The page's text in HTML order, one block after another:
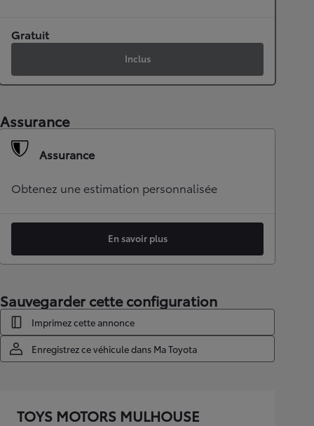
Gratuit
Inclus
Assurance
Assurance
Obtenez une estimation personnalisée
En savoir plus
Sauvegarder cette configuration
Imprimez cette annonce
Enregistrez ce véhicule dans Ma Toyota
TOYS MOTORS MULHOUSE